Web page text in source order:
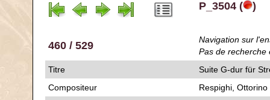
P_3504 ( )
460 / 529
Navigation sur
Pas de recherche
Titre
Suite G-dur für
Compositeur
Respighi, Ottorino